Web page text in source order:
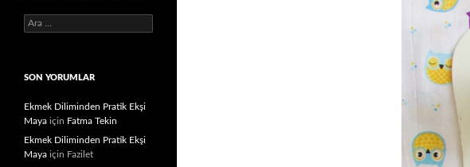
Arama:
SON YORUMLAR
Ekmek Diliminden Pratik Ekşi
Maya için Fatma Tekin
Ekmek Diliminden Pratik Ekşi
Maya için Fazilet